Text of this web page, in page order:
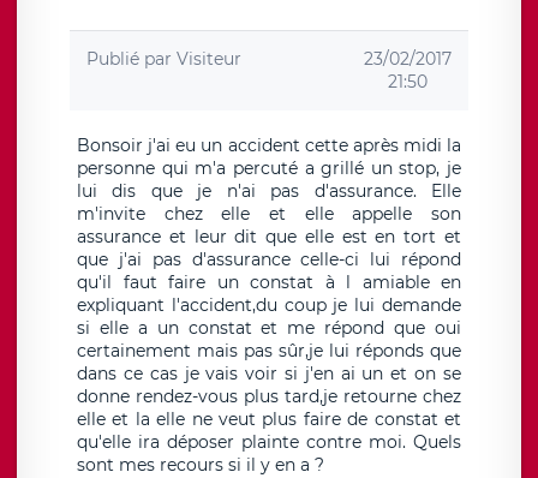
Publié par Visiteur
23/02/2017
21:50
Bonsoir j'ai eu un accident cette après midi la
personne qui m'a percuté a grillé un stop, je
lui dis que je n'ai pas d'assurance. Elle
m'invite chez elle et elle appelle son
assurance et leur dit que elle est en tort et
que j'ai pas d'assurance celle-ci lui répond
qu'il faut faire un constat à l amiable en
expliquant l'accident,du coup je lui demande
si elle a un constat et me répond que oui
certainement mais pas sûr,je lui réponds que
dans ce cas je vais voir si j'en ai un et on se
donne rendez-vous plus tard,je retourne chez
elle et la elle ne veut plus faire de constat et
qu'elle ira déposer plainte contre moi. Quels
sont mes recours si il y en a ?